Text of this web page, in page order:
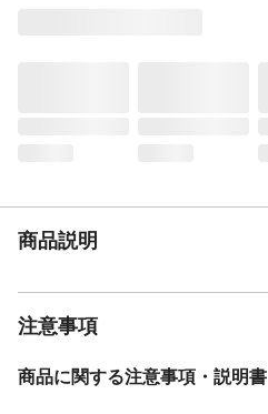
使用上の注意
生産国
中国
商品説明
注意事項
商品に関する注意事項・説明書